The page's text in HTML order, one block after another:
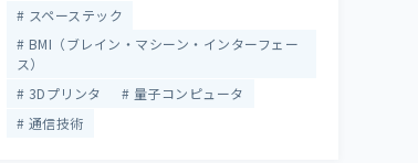
スペーステック
BMI（ブレイン・マシーン・インターフェー
ス）
3Dプリンタ
量子コンピュータ
通信技術